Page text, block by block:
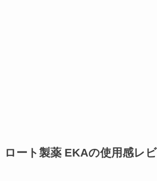
ロート製薬 EKAの使用感レ